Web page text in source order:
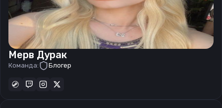
Мерв Дурак
Команда: Блогер